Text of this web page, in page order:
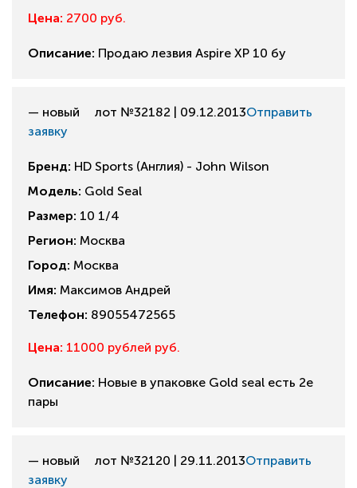
Цена: 2700 руб.
Описание: Продаю лезвия Aspire XP 10 бу
— новый лот №32182 | 09.12.2013Отправить
заявку
Бренд: HD Sports (Англия) - John Wilson
Модель: Gold Seal
Размер: 10 1/4
Регион: Москва
Город: Москва
Имя: Максимов Андрей
Телефон: 89055472565
Цена: 11000 рублей руб.
Описание: Новые в упаковке Gold seal есть 2е
пары
— новый лот №32120 | 29.11.2013Отправить
заявку